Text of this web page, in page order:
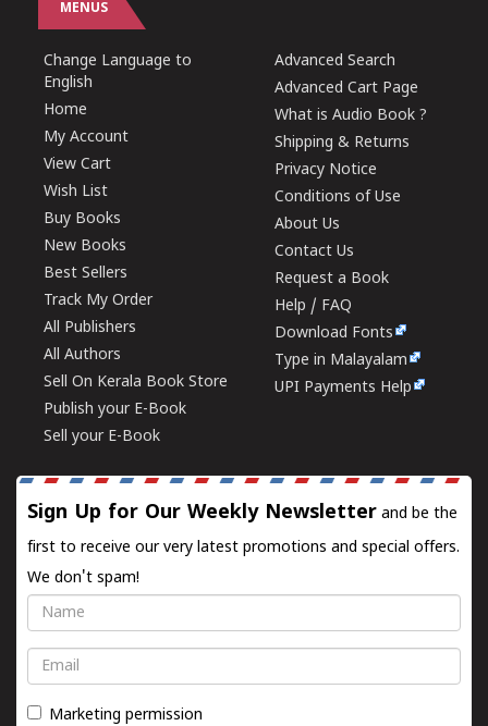
MENUS
Change Language to
English
Home
My Account
View Cart
Wish List
Buy Books
New Books
Best Sellers
Track My Order
All Publishers
All Authors
Sell On Kerala Book Store
Publish your E-Book
Sell your E-Book
Advanced Search
Advanced Cart Page
What is Audio Book ?
Shipping & Returns
Privacy Notice
Conditions of Use
About Us
Contact Us
Request a Book
Help / FAQ
Download Fonts
Type in Malayalam
UPI Payments Help
Sign Up for Our Weekly Newsletter and be the
first to receive our very latest promotions and special offers.
We don't spam!
Name
Email
Marketing permission